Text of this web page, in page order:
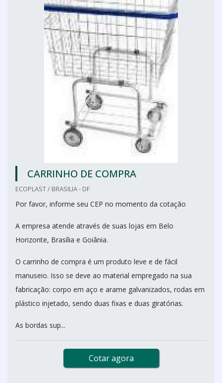
CARRINHO DE COMPRA
ECOPLAST / BRASILIA - DF
Por favor, informe seu CEP no momento da cotação
A empresa atende através de suas lojas em Belo
Horizonte, Brasília e Goiânia.
O carrinho de compra é um produto leve e de fácil
manuseio. Isso se deve ao material empregado na sua
fabricação: corpo em aço e arame galvanizados, rodas em
plástico injetado, sendo duas fixas e duas giratórias.
As bordas sup...
Cotar agora